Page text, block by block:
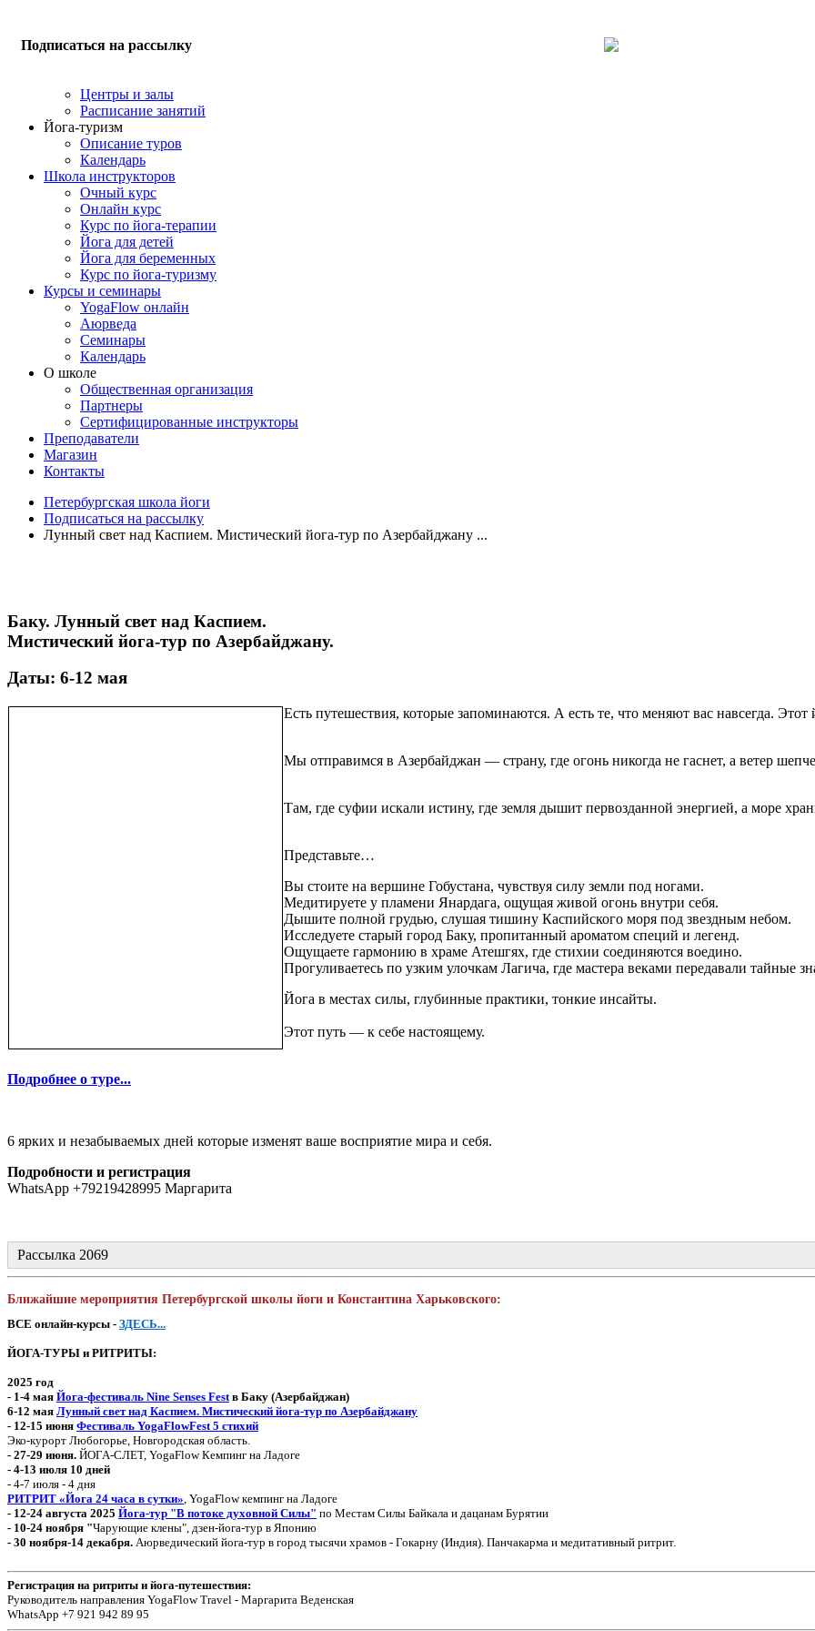
Подписаться на рассылку
Центры и залы
Расписание занятий
Йога-туризм
Описание туров
Календарь
Школа инструкторов
Очный курс
Онлайн курс
Курс по йога-терапии
Йога для детей
Йога для беременных
Курс по йога-туризму
Курсы и семинары
YogaFlow онлайн
Аюрведа
Семинары
Календарь
О школе
Общественная организация
Партнеры
Сертифицированные инструкторы
Преподаватели
Магазин
Контакты
Петербургская школа йоги
Подписаться на рассылку
Лунный свет над Каспием. Мистический йога-тур по Азербайджану ...
Баку. Лунный свет над Каспием.
Мистический йога-тур по Азербайджану.
Даты: 6-12 мая
Есть путешествия, которые запоминаются. А есть те, что меняют вас навсегда.
Мы отправимся в Азербайджан — страну, где огонь никогда не гаснет, а ветер
Там, где суфии искали истину, где земля дышит первозданной энергией, а море
Представьте…
Вы стоите на вершине Гобустана, чувствуя силу земли под ногами.
Медитируете у пламени Янардага, ощущая живой огонь внутри себя.
Дышите полной грудью, слушая тишину Каспийского моря под звездным небом.
Исследуете старый город Баку, пропитанный ароматом специй и легенд.
Ощущаете гармонию в храме Атешгях, где стихии соединяются воедино.
Прогуливаетесь по узким улочкам Лагича, где мастера веками передавали тайные
Йога в местах силы, глубинные практики, тонкие инсайты.
Этот путь — к себе настоящему.
Подробнее о туре...
6 ярких и незабываемых дней которые изменят ваше восприятие мира и себя.
Подробности и регистрация
WhatsApp +79219428995 Маргарита
Рассылка 2069
Ближайшие мероприятия Петербургской школы йоги и Константина Харьковского:
ВСЕ онлайн-курсы - ЗДЕСЬ...
ЙОГА-ТУРЫ и РИТРИТЫ:
2025 год
- 1-4 мая Йога-фестиваль Nine Senses Festв Баку (Азербайджан)
6-12 мая Лунный свет над Каспием. Мистический йога-тур по Азербайджану
- 12-15 июня Фестиваль YogaFlowFest 5 стихий
Эко-курорт Любогорье, Новгородская область.
- 27-29 июня. ЙОГА-СЛЕТ, YogaFlow Кемпинг на Ладоге
- 4-13 июля 10 дней
- 4-7 июля - 4 дня
РИТРИТ «Йога 24 часа в сутки», YogaFlow кемпинг на Ладоге
- 12-24 августа 2025 Йога-тур "В потоке духовной Силы" по Местам Силы Байкала и дацанам Бурятии
- 10-24 ноября "Чарующие клены", дзен-йога-тур в Японию
- 30 ноября-14 декабря. Аюрведический йога-тур в город тысячи храмов - Гокарну (Индия). Панчакарма и медитативный ритрит.
Регистрация на ритриты и йога-путешествия:
Руководитель направления YogaFlow Travel - Маргарита Веденская
WhatsApp +7 921 942 89 95